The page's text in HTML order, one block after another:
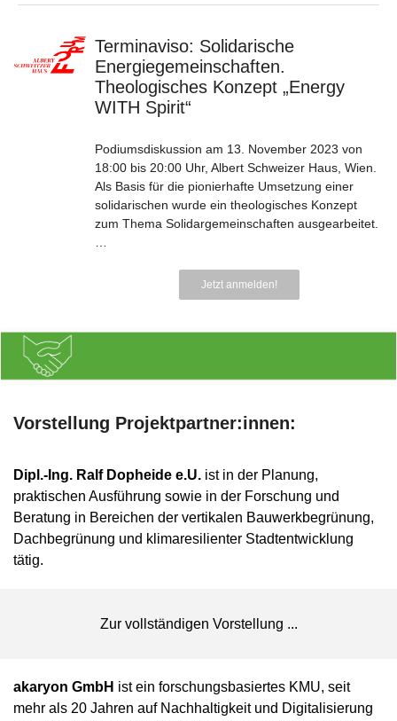
Terminaviso: Solidarische
Energiegemeinschaften.
Theologisches Konzept „Energy
WITH Spirit“
Podiumsdiskussion am 13. November 2023 von
18:00 bis 20:00 Uhr, Albert Schweizer Haus, Wien.
Als Basis für die pionierhafte Umsetzung einer
solidarischen wurde ein theologisches Konzept
zum Thema Solidargemeinschaften ausgearbeitet.
Jetzt anmelden!
Vorstellung Projektpartner:innen:
Dipl.-Ing. Ralf Dopheide e.U. ist in der Planung,
praktischen Ausführung sowie in der Forschung und
Beratung in Bereichen der vertikalen Bauwerkbegrünung,
Dachbegrünung und klimaresilienter Stadtentwicklung
tätig.
Zur vollständigen Vorstellung ...
akaryon GmbH ist ein forschungsbasiertes KMU, seit
mehr als 20 Jahren auf Nachhaltigkeit und Digitalisierung